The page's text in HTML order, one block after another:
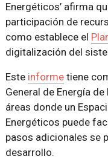
Energéticos’ afirma
participación de
como establece el
digitalización del
Este informetiene
General de Energía de
áreas donde un
Energéticos puede
pasos adicionales se
desarrollo.